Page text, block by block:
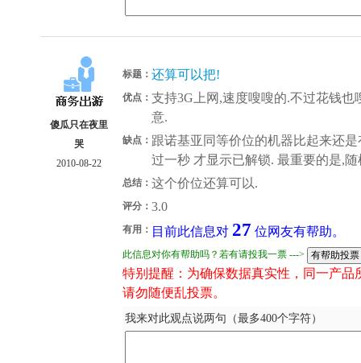
傻瓜只在夜里
哭
2010-08-22
标题： 还算可以把!
优点： 支持3G上网,速度嗖嗖的.不过花钱
意.
缺点： 跟诺基亚同等价位的机器比起来还
过一秒 才显示已解锁. 最重要的是,
总结： 这个价位还算可以.
评分： 3.0
有用： 目前此信息对 27 位网友有帮助。
此信息对你有帮助吗？若有请投我一票 --->
特别提醒：为确保数据真实性，同一产
请勿随便乱投票。
我来对此观点说两句（最多400个字符）